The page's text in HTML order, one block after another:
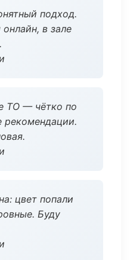
подход.
в зале
ТО — чётко по
рекомендации.
цвет попали
Буду